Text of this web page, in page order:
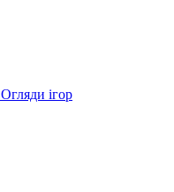
Огляди ігор